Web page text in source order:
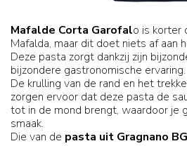
Mafalde Corta Garofalo is korter
Mafalda, maar dit doet niets af aan
Deze pasta zorgt dankzij zijn
bijzondere gastronomische ervaring.
De krulling van de rand en het
zorgen ervoor dat deze pasta de
tot in de mond brengt, waardoor je
smaak.
Die van de pasta uit Gragnano